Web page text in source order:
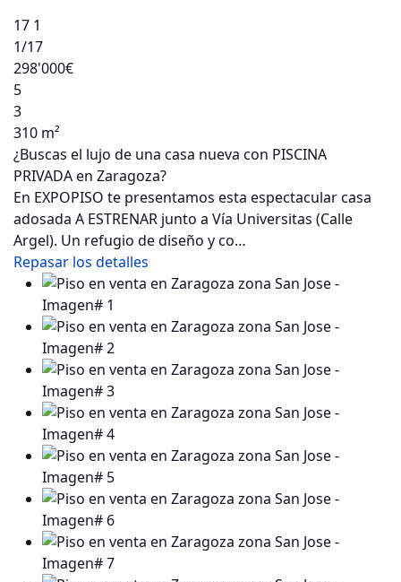
17 1
1/17
298'000€
5
3
310 m²
¿Buscas el lujo de una casa nueva con PISCINA
PRIVADA en Zaragoza?
En EXPOPISO te presentamos esta espectacular casa
adosada A ESTRENAR junto a Vía Universitas (Calle
Argel). Un refugio de diseño y co…
Repasar los detalles